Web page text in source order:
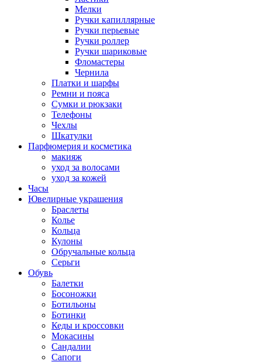
Мелки
Ручки капиллярные
Ручки перьевые
Ручки роллер
Ручки шариковые
Фломастеры
Чернила
Платки и шарфы
Ремни и пояса
Сумки и рюкзаки
Телефоны
Чехлы
Шкатулки
Парфюмерия и косметика
макияж
уход за волосами
уход за кожей
Часы
Ювелирные украшения
Браслеты
Колье
Кольца
Кулоны
Обручальные кольца
Серьги
Обувь
Балетки
Босоножки
Ботильоны
Ботинки
Кеды и кроссовки
Мокасины
Сандалии
Сапоги